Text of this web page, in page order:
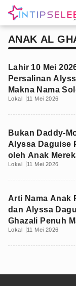
ANAK AL
Lahir 10 Mei
Persalinan
Makna Nama
Lokal 11 Mei 2026
Bukan Daddy-
Alyssa Daguise
oleh Anak
Lokal 11 Mei 2026
Arti Nama Anak
dan Alyssa
Ghazali Penuh
Lokal 11 Mei 2026